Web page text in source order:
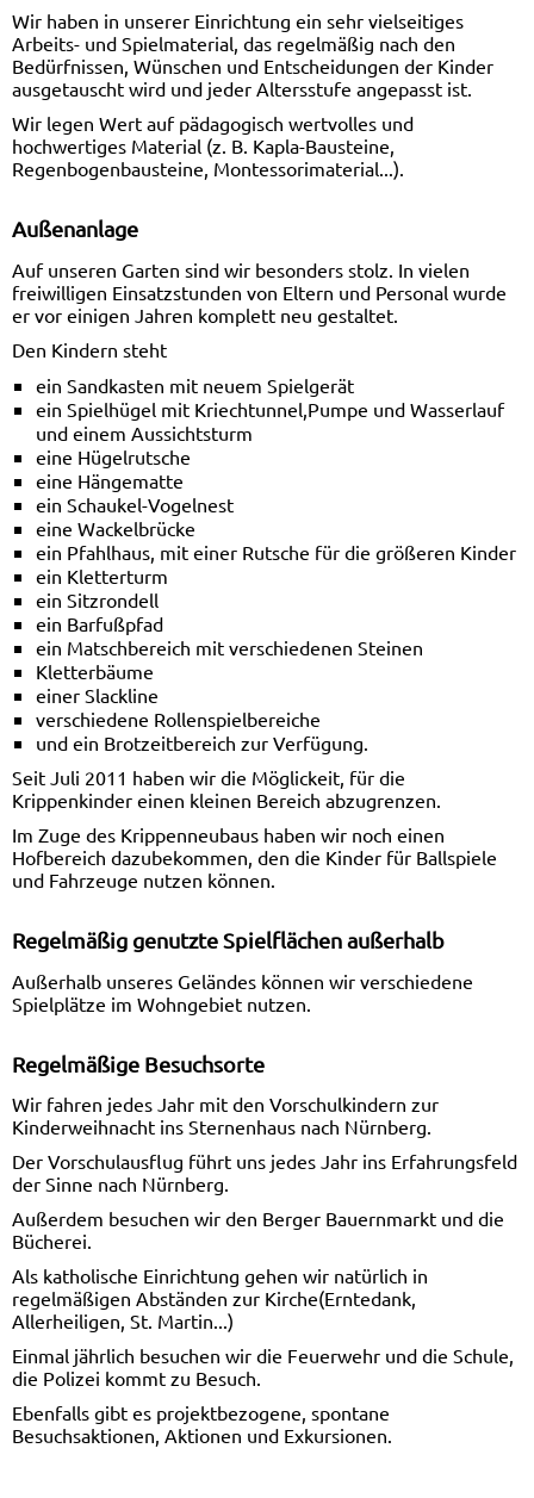
Wir haben in unserer Einrichtung ein sehr vielseitiges
Arbeits- und Spielmaterial, das regelmäßig nach den
Bedürfnissen, Wünschen und Entscheidungen der Kinder
ausgetauscht wird und jeder Altersstufe angepasst ist.
Wir legen Wert auf pädagogisch wertvolles und
hochwertiges Material (z. B. Kapla-Bausteine,
Regenbogenbausteine, Montessorimaterial...).
Außenanlage
Auf unseren Garten sind wir besonders stolz. In vielen
freiwilligen Einsatzstunden von Eltern und Personal wurde
er vor einigen Jahren komplett neu gestaltet.
Den Kindern steht
ein Sandkasten mit neuem Spielgerät
ein Spielhügel mit Kriechtunnel,Pumpe und Wasserlauf
und einem Aussichtsturm
eine Hügelrutsche
eine Hängematte
ein Schaukel-Vogelnest
eine Wackelbrücke
ein Pfahlhaus, mit einer Rutsche für die größeren Kinder
ein Kletterturm
ein Sitzrondell
ein Barfußpfad
ein Matschbereich mit verschiedenen Steinen
Kletterbäume
einer Slackline
verschiedene Rollenspielbereiche
und ein Brotzeitbereich zur Verfügung.
Seit Juli 2011 haben wir die Möglickeit, für die
Krippenkinder einen kleinen Bereich abzugrenzen.
Im Zuge des Krippenneubaus haben wir noch einen
Hofbereich dazubekommen, den die Kinder für Ballspiele
und Fahrzeuge nutzen können.
Regelmäßig genutzte Spielflächen außerhalb
Außerhalb unseres Geländes können wir verschiedene
Spielplätze im Wohngebiet nutzen.
Regelmäßige Besuchsorte
Wir fahren jedes Jahr mit den Vorschulkindern zur
Kinderweihnacht ins Sternenhaus nach Nürnberg.
Der Vorschulausflug führt uns jedes Jahr ins Erfahrungsfeld
der Sinne nach Nürnberg.
Außerdem besuchen wir den Berger Bauernmarkt und die
Bücherei.
Als katholische Einrichtung gehen wir natürlich in
regelmäßigen Abständen zur Kirche(Erntedank,
Allerheiligen, St. Martin...)
Einmal jährlich besuchen wir die Feuerwehr und die Schule,
die Polizei kommt zu Besuch.
Ebenfalls gibt es projektbezogene, spontane
Besuchsaktionen, Aktionen und Exkursionen.